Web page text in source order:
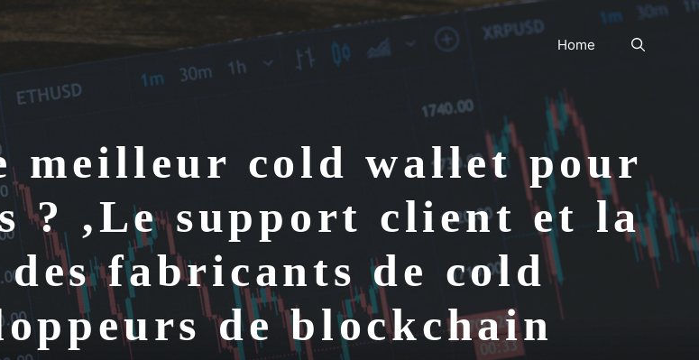
Home
meilleur cold wallet pour
? ,Le support client et la
fabricants de cold
de blockchain